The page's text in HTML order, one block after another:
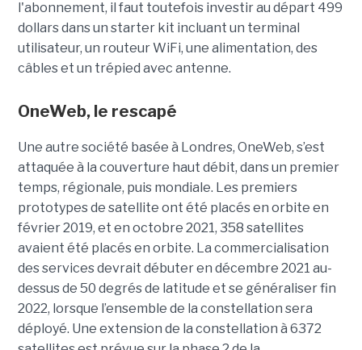
l'abonnement, il faut toutefois investir au départ 499
dollars dans un starter kit incluant un terminal
utilisateur, un routeur WiFi, une alimentation, des
câbles et un trépied avec antenne.
OneWeb, le rescapé
Une autre société basée à Londres, OneWeb, s’est
attaquée à la couverture haut débit, dans un premier
temps, régionale, puis mondiale. Les premiers
prototypes de satellite ont été placés en orbite en
février 2019, et en octobre 2021, 358 satellites
avaient été placés en orbite. La commercialisation
des services devrait débuter en décembre 2021 au-
dessus de 50 degrés de latitude et se généraliser fin
2022, lorsque l’ensemble de la constellation sera
déployé. Une extension de la constellation à 6372